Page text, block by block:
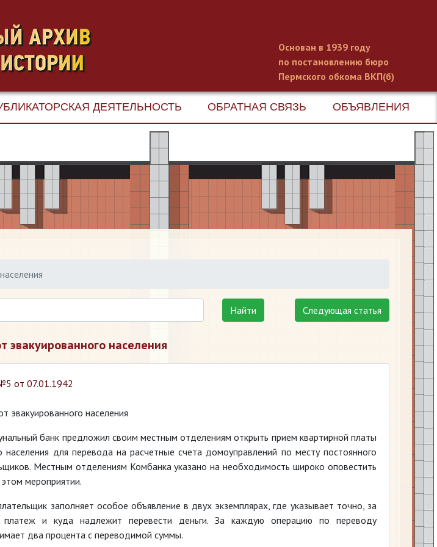
Основан в 1939 году
по постановлению бюро
Пермского обкома ВКП(б)
ДЕЯТЕЛЬНОСТЬ ОБРАТНАЯ СВЯЗЬ ОБЪЯВЛЕНИЯ
Найти Следующая статья
эвакуированного населения
от 07.01.1942
эвакуированного населения
банк предложил своим местным отделениям открыть прием квартирной платы
населения для перевода на расчетные счета домоуправлений по месту постоянного
Местным отделениям Комбанка указано на необходимость широко оповестить
мероприятии.
заполняет особое объявление в двух экземплярах, где указывает точно, за
платеж и куда надлежит перевести деньги. За каждую операцию по переводу
два процента с переводимой суммы.